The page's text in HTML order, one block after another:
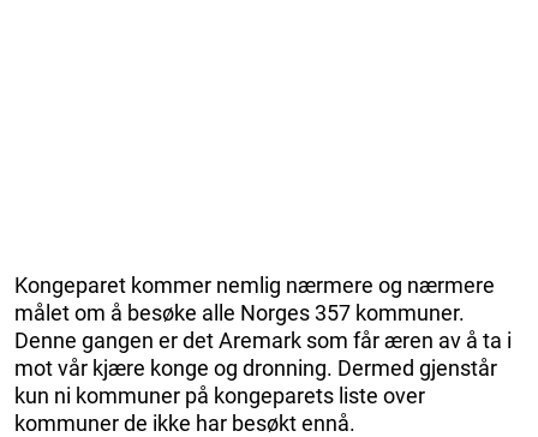
Kongeparet kommer nemlig nærmere og nærmere
målet om å besøke alle Norges 357 kommuner.
Denne gangen er det Aremark som får æren av å ta i
mot vår kjære konge og dronning. Dermed gjenstår
kun ni kommuner på kongeparets liste over
kommuner de ikke har besøkt ennå.